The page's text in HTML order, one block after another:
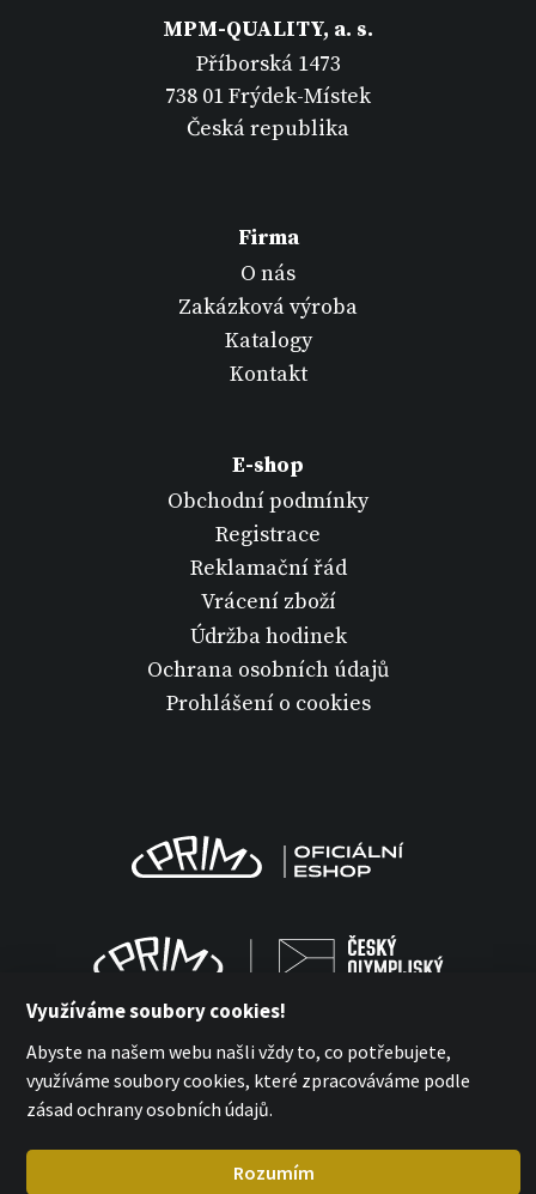
MPM-QUALITY, a. s.
Příborská 1473
738 01 Frýdek-Místek
Česká republika
Firma
O nás
Zakázková výroba
Katalogy
Kontakt
E-shop
Obchodní podmínky
Registrace
Reklamační řád
Vrácení zboží
Údržba hodinek
Ochrana osobních údajů
Prohlášení o cookies
MPM Quality 2026
Využíváme soubory cookies!
Abyste na našem webu našli vždy to, co potřebujete,
využíváme soubory cookies, které zpracováváme podle
zásad ochrany osobních údajů.
Rozumím